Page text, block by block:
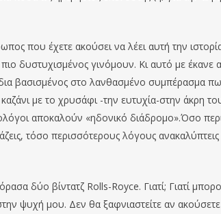
που έχετε ακούσει να λέει αυτή την
δυστυχισμένος γινόμουν. Κι αυτό με
βασισμένος στο λανθασμένο συμπέρασμα
με το χρυσάφι -την ευτυχία-στην άκρη
αποκαλούν «ηδονικό διάδρομο».Όσο
τόσο περισσότερους λόγους ανακαλύπτεις
δύο βίντατζ Rolls-Royce. Γιατί; Γιατί
ψυχή μου. Δεν θα ξαφνιαστείτε αν